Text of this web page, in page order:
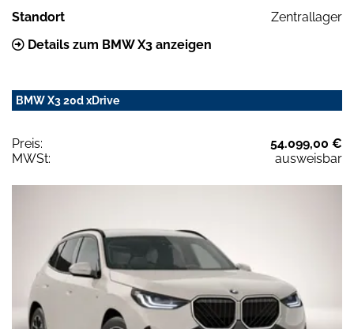
Standort
Zentrallager
Details zum BMW X3 anzeigen
BMW X3 20d xDrive
Preis:
54.099,00 €
MWSt:
ausweisbar